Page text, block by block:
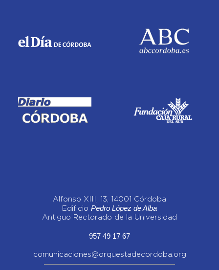
Alfonso XIII, 13, 14001 Córdoba
Edificio Pedro López de Alba
Antiguo Rectorado de la Universidad
957 49 17 67
comunicaciones@orquestadecordoba.org